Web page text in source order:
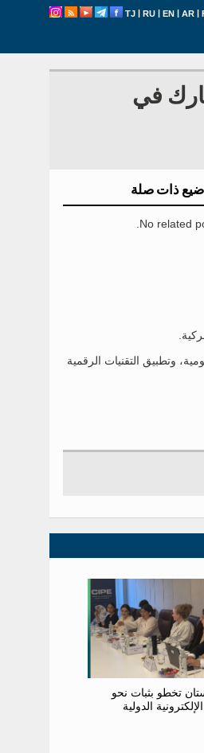
TJ | RU | EN | AR |
في
ذات صلة
No related
وتطبيق التقنيات الرقمية
تخطو بثبات نحو
الدولية